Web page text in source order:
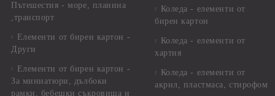
Пътешестия - море, планина
,транспорт
Елементи от бирен картон -
Други
Елементи от бирен картон -
За миниатюри, дълбоки
рамки, бебешки съкровища и
Коледа - елементи от
бирен картон
Коледа - елементи от
хартия
Коледа - елементи от
акрил, пластмаса, стирофом